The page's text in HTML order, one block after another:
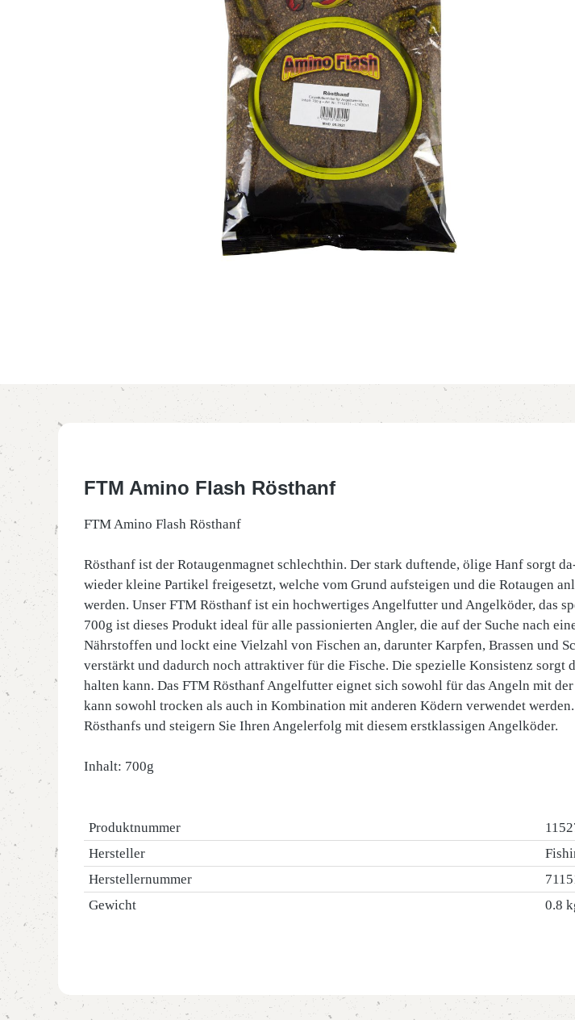
FTM Amino Flash Rösthanf
FTM Amino Flash Rösthanf
Rösthanf ist der Rotaugenmagnet schlechthin. Der stark duftende, ölige Hanf sorgt
wieder kleine Partikel freigesetzt, welche vom Grund aufsteigen und die Rotaugen
werden. Unser FTM Rösthanf ist ein hochwertiges Angelfutter und Angelköder, das
700g ist dieses Produkt ideal für alle passionierten Angler, die auf der Suche nach
Nährstoffen und lockt eine Vielzahl von Fischen an, darunter Karpfen, Brassen und
verstärkt und dadurch noch attraktiver für die Fische. Die spezielle Konsistenz sorgt
halten kann. Das FTM Rösthanf Angelfutter eignet sich sowohl für das Angeln mit
kann sowohl trocken als auch in Kombination mit anderen Ködern verwendet
Rösthanfs und steigern Sie Ihren Angelerfolg mit diesem erstklassigen Angelköder.
Inhalt: 700g
Produktnummer
Hersteller
Herstellernummer
Gewicht
0.8